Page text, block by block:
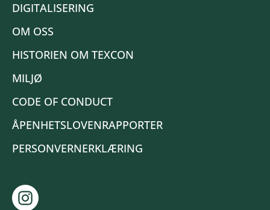
DIGITALISERING
OM OSS
HISTORIEN OM TEXCON
MILJØ
CODE OF CONDUCT
ÅPENHETSLOVENRAPPORTER
PERSONVERNERKLÆRING